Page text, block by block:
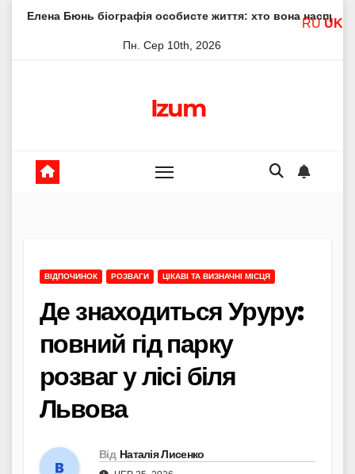
біографія особисте життя: хто вона насправді Елена
Пн. Сер 10th, 2026
Izum
ВІДПОЧИНОК РОЗВАГИ ЦІКАВІ ТА ВИЗНАЧНІ МІСЦЯ
Де знаходиться Уруру:
повний гід парку
розваг у лісі біля
Львова
Від Наталія Лисенко
RU UK